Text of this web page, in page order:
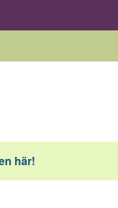
här!